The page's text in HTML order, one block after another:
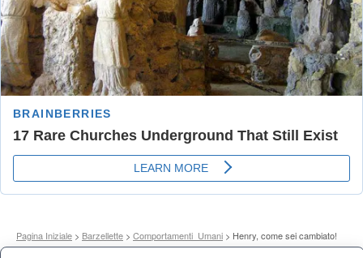
Pagina Iniziale > Barzellette > Comportamenti_Umani > Henry, come sei cambiato!
Eri tanto alto, e adesso sei cosi basso! Eri ...